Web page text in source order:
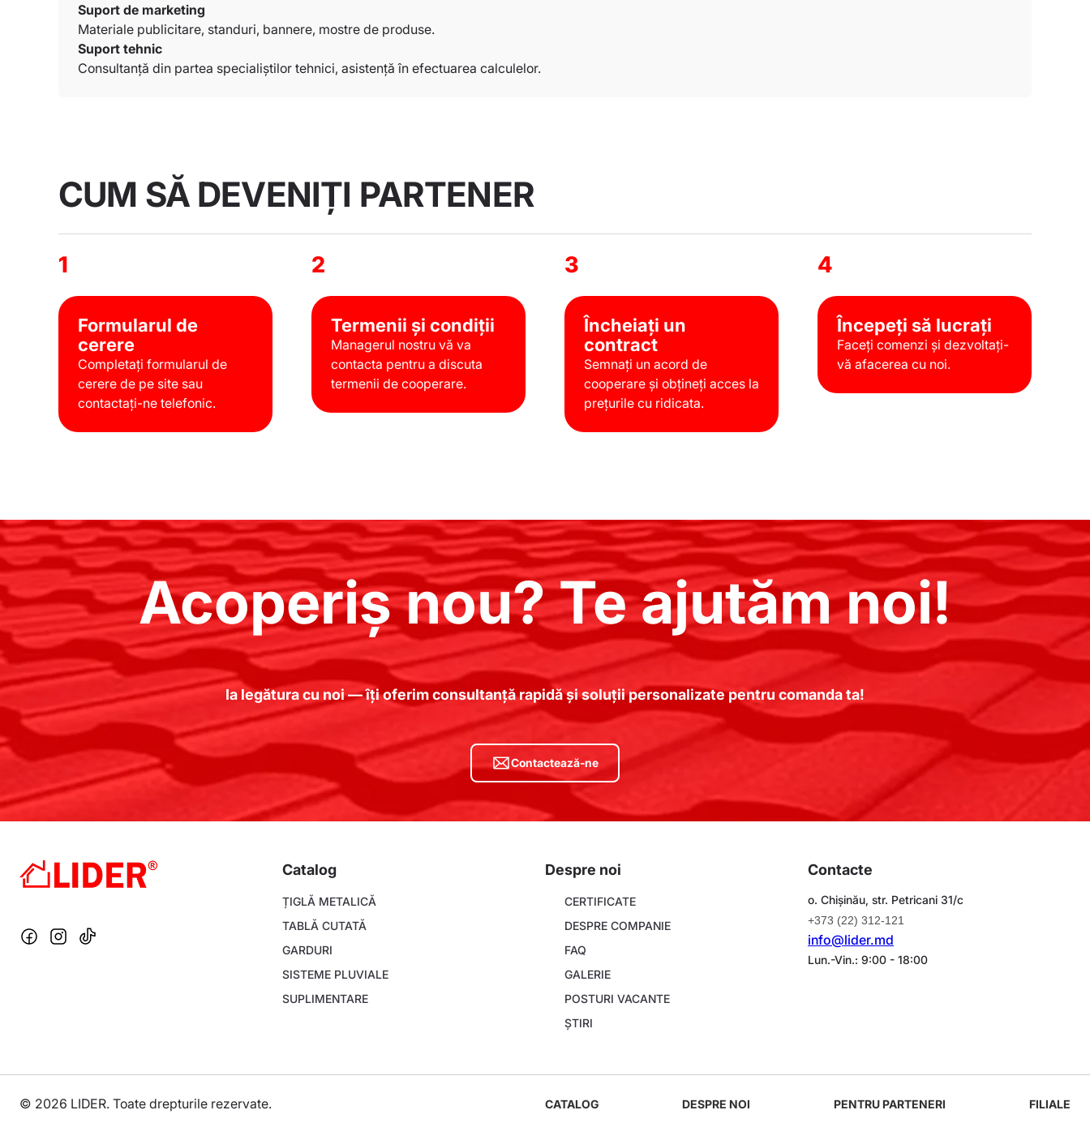
Suport de marketing
Materiale publicitare, standuri, bannere, mostre de produse.
Suport tehnic
Consultanță din partea specialiștilor tehnici, asistență în efectuarea calculelor.
CUM SĂ DEVENIȚI PARTENER
1
Formularul de
cerere
Completați formularul de
cerere de pe site sau
contactați-ne telefonic.
2
Termenii și condiții
Managerul nostru vă va
contacta pentru a discuta
termenii de cooperare.
3
Încheiați un
contract
Semnați un acord de
cooperare și obțineți acces la
prețurile cu ridicata.
4
Începeți să lucrați
Faceți comenzi și dezvoltați-
vă afacerea cu noi.
Acoperiș nou? Te ajutăm noi!
Ia legătura cu noi — îți oferim consultanță rapidă și soluții personalizate pentru comanda ta!
Contactează-ne
Catalog
Footer
menu
ȚIGLĂ METALICĂ
TABLĂ CUTATĂ
GARDURI
SISTEME PLUVIALE
SUPLIMENTARE
Despre noi
About
company
CERTIFICATE
DESPRE COMPANIE
FAQ
GALERIE
POSTURI VACANTE
ȘTIRI
Contacte
o. Chișinău, str. Petricani 31/c
+373 (22) 312-121
info@lider.md
Lun.-Vin.: 9:00 - 18:00
© 2026 LIDER. Toate drepturile rezervate.
Navigare
CATALOG DESPRE NOI PENTRU PARTENERI FILIALE